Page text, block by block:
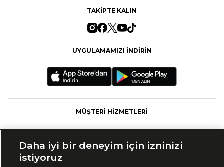
TAKİPTE KALIN
UYGULAMAMIZI İNDİRİN
MÜŞTERİ HİZMETLERİ
Daha iyi bir deneyim için izninizi
istiyoruz